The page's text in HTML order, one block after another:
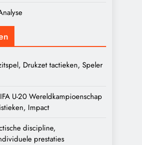
Drukzet tactieken, Speler
U-20 Wereldkampioenschap
Impact
discipline,
prestaties